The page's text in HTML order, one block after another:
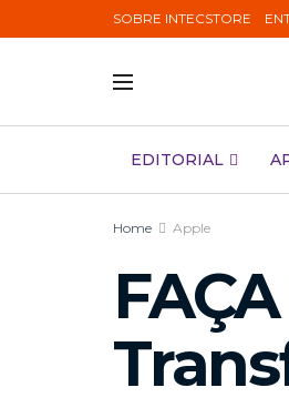
SOBRE INTECSTORE
EDITORIAL
Home Apple